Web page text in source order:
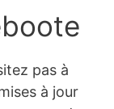
pas à
à jour